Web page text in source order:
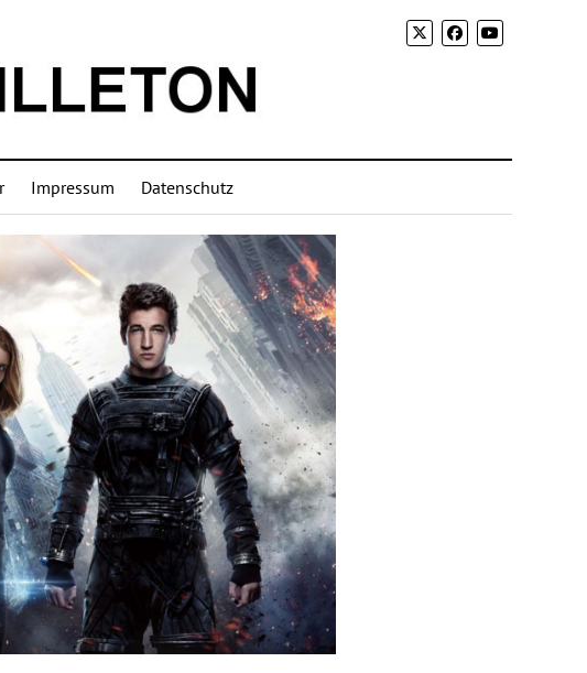
Impressum Datenschutz